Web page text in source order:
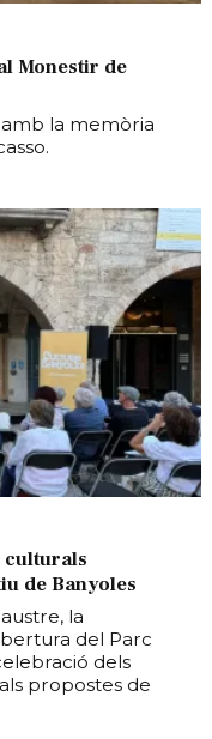
Monestir de
amb la memòria
culturals
de Banyoles
la
del Parc
dels
propostes de